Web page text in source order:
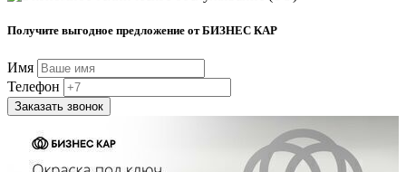
Получите выгодное предложение от БИЗНЕС КАР
Имя
Телефон
Заказать звонок